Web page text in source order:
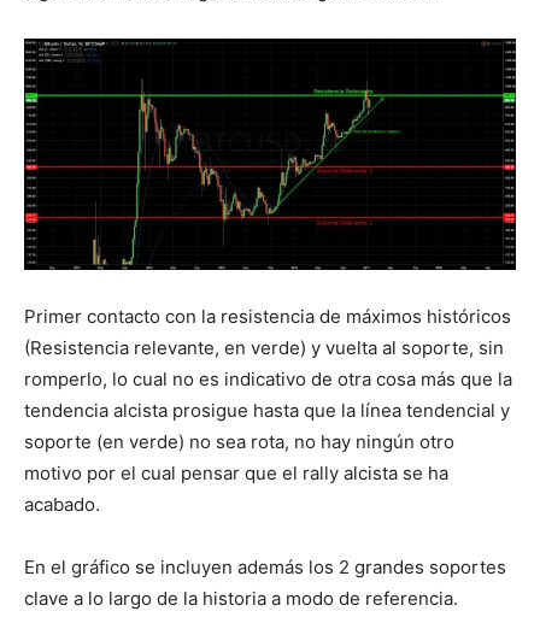
Primer contacto con la resistencia de máximos históricos
(Resistencia relevante, en verde) y vuelta al soporte, sin
romperlo, lo cual no es indicativo de otra cosa más que la
tendencia alcista prosigue hasta que la línea tendencial y
soporte (en verde) no sea rota, no hay ningún otro
motivo por el cual pensar que el rally alcista se ha
acabado.
En el gráfico se incluyen además los 2 grandes soportes
clave a lo largo de la historia a modo de referencia.